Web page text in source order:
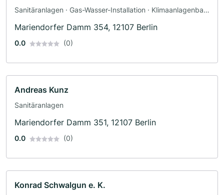
Sanitäranlagen · Gas-Wasser-Installation · Klimaanlagenbau
Mariendorfer Damm 354, 12107 Berlin
0.0 (0)
Andreas Kunz
Sanitäranlagen
Mariendorfer Damm 351, 12107 Berlin
0.0 (0)
Konrad Schwalgun e. K.